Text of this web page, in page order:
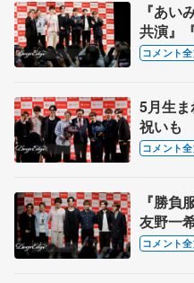
『あい
共演』
大ニュ
コメント
5月生
祝いも
【コラ
コメント
『勝負
友野一
ないの
コメント